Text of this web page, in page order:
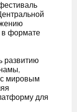
в формате
развитию
мировым
для